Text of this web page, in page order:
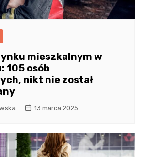
mieszkalnym w
105 osób
nikt nie został
13 marca 2025